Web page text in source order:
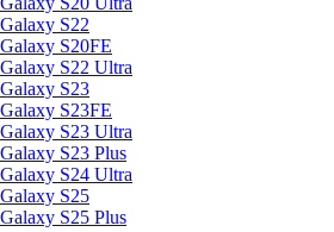
Galaxy S22
Galaxy S20FE
Galaxy S22 Ultra
Galaxy S23
Galaxy S23FE
Galaxy S23 Ultra
Galaxy S23 Plus
Galaxy S24 Ultra
Galaxy S25
Galaxy S25 Plus